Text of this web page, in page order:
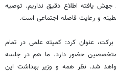
جهش یافته اطلاع دقیق نداریم. توصیه
و رعایت فاصله اجتماعی است.
برکت، عنوان کرد: کمیته علمی در تمام
متخصصین حضور دارد. ما هم در جلسه
شد. نظر همه و وزیر بهداشت این